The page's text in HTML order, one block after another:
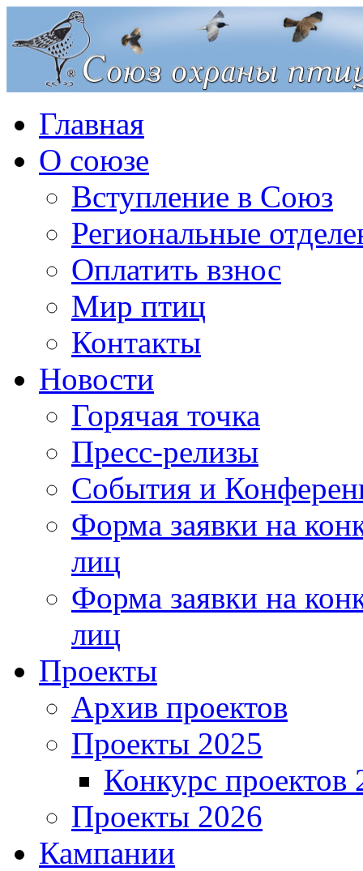
Главная
О союзе
Вступление в Союз
Региональные
Оплатить взнос
Мир птиц
Контакты
Новости
Горячая точка
Пресс-релизы
События и
Форма заявки на
лиц
Форма заявки на
лиц
Проекты
Архив проектов
Проекты 2025
Конкурс проектов
Проекты 2026
Кампании